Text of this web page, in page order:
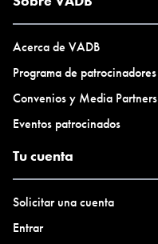
Acerca de VADB
Programa de patrocinadores
Convenios y Media Partners
Eventos patrocinados
Tu cuenta
Solicitar una cuenta
Entrar